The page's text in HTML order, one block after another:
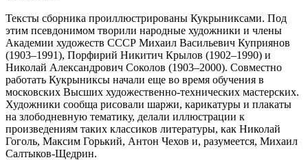
Тексты сборника проиллюстрированы Кукрыниксами. Под
этим псевдонимом творили народные художники и члены
Академии художеств СССР Михаил Васильевич Куприянов
(1903–1991), Порфирий Никитич Крылов (1902–1990) и
Николай Александрович Соколов (1903–2000). Совместно
работать Кукрыниксы начали еще во время обучения в
московских Высших художественно-технических мастерских.
Художники сообща рисовали шаржи, карикатуры и плакаты
на злободневную тематику, делали иллюстрации к
произведениям таких классиков литературы, как Николай
Гоголь, Максим Горький, Антон Чехов и, разумеется, Михаил
Салтыков-Щедрин.